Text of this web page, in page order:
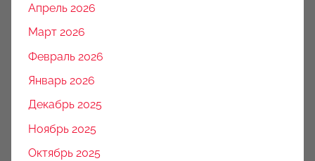
Апрель 2026
Март 2026
Февраль 2026
Январь 2026
Декабрь 2025
Ноябрь 2025
Октябрь 2025